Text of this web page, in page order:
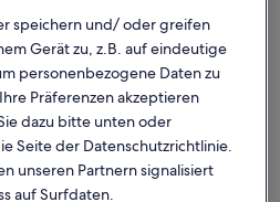
Top-
Royal Arena
speichern und/ oder greifen
Gerät zu, z.B. auf eindeutige
personenbezogene Daten zu
Präferenzen akzeptieren
dazu bitte unten oder
Seite der Datenschutzrichtlinie.
unseren Partnern signalisiert
auf Surfdaten.